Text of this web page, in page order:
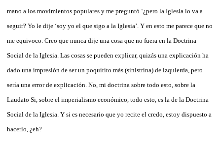
mano a los movimientos populares y me preguntó ‘¿pero la Iglesia lo va a
seguir? Yo le dije ‘soy yo el que sigo a la Iglesia’. Y en esto me parece que no
me equivoco. Creo que nunca dije una cosa que no fuera en la Doctrina
Social de la Iglesia. Las cosas se pueden explicar, quizás una explicación ha
dado una impresión de ser un poquitito más (sinistrina) de izquierda, pero
sería una error de explicación. No, mi doctrina sobre todo esto, sobre la
Laudato Si, sobre el imperialismo económico, todo esto, es la de la Doctrina
Social de la Iglesia. Y si es necesario que yo recite el credo, estoy dispuesto a
hacerlo, ¿eh?